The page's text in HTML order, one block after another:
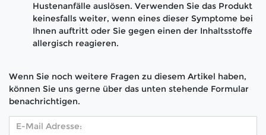
Hustenanfälle auslösen. Verwenden Sie das Produkt
keinesfalls weiter, wenn eines dieser Symptome bei
Ihnen auftritt oder Sie gegen einen der Inhaltsstoffe
allergisch reagieren.
Wenn Sie noch weitere Fragen zu diesem Artikel haben,
können Sie uns gerne über das unten stehende Formular
benachrichtigen.